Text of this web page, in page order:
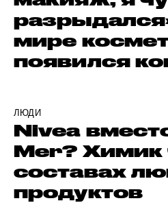
мире
появился
ЛЮДИ
Nivea
Mer? Химик
составах
продуктов